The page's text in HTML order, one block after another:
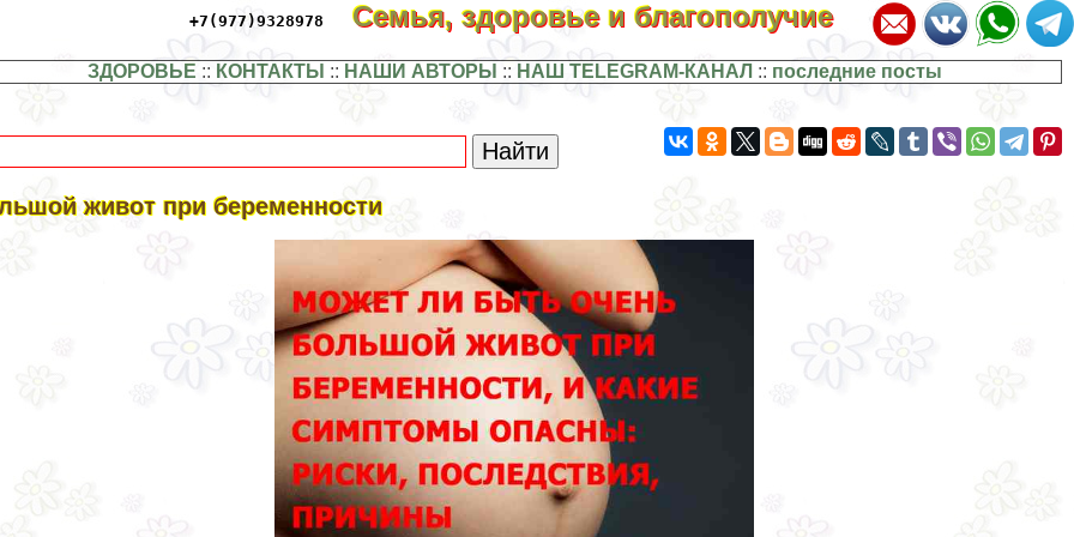
+7(977)9328978 Семья, здоровье и благополучие
ЗДОРОВЬЕ :: КОНТАКТЫ :: НАШИ АВТОРЫ :: НАШ TELEGRAM-КАНАЛ :: последние посты
живот при беременности